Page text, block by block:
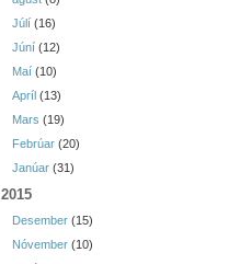
Júlí (16)
Júní (12)
Maí (10)
Apríl (13)
Mars (19)
Febrúar (20)
Janúar (31)
2015
Desember (15)
Nóvember (10)